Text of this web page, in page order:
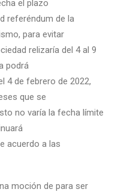
el plazo
referéndum de la
para evitar
relizaría del 4 al 9
podrá
4 de febrero de 2022,
que se
no varía la fecha límite
acuerdo a las
moción de para ser